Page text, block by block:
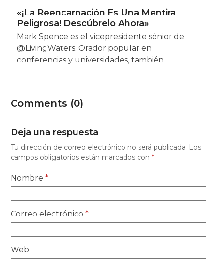
«¡La Reencarnación Es Una Mentira
Peligrosa! Descúbrelo Ahora»
Mark Spence es el vicepresidente sénior de
@LivingWaters. Orador popular en
conferencias y universidades, también…
Comments (0)
Deja una respuesta
Tu dirección de correo electrónico no será publicada. Los
campos obligatorios están marcados con*
Nombre*
Correo electrónico*
Web